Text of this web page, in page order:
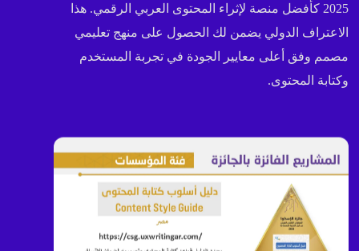
2025 كأفضل منصة لإثراء المحتوى العربي الرقمي. هذا
الاعتراف الدولي يضمن لك الحصول على منهج تعليمي
مصمم وفق أعلى معايير الجودة في تجربة المستخدم
وكتابة المحتوى.